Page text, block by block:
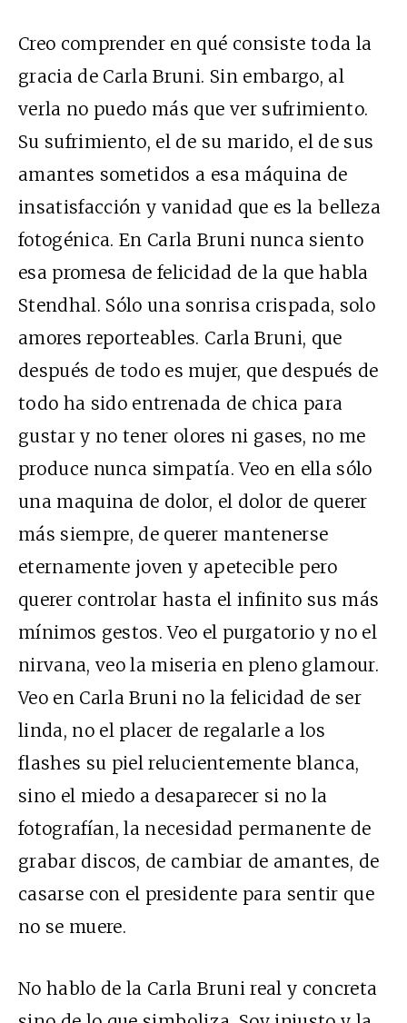
Creo comprender en qué consiste toda la
gracia de Carla Bruni. Sin embargo, al
verla no puedo más que ver sufrimiento.
Su sufrimiento, el de su marido, el de sus
amantes sometidos a esa máquina de
insatisfacción y vanidad que es la belleza
fotogénica. En Carla Bruni nunca siento
esa promesa de felicidad de la que habla
Stendhal. Sólo una sonrisa crispada, solo
amores reporteables. Carla Bruni, que
después de todo es mujer, que después de
todo ha sido entrenada de chica para
gustar y no tener olores ni gases, no me
produce nunca simpatía. Veo en ella sólo
una maquina de dolor, el dolor de querer
más siempre, de querer mantenerse
eternamente joven y apetecible pero
querer controlar hasta el infinito sus más
mínimos gestos. Veo el purgatorio y no el
nirvana, veo la miseria en pleno glamour.
Veo en Carla Bruni no la felicidad de ser
linda, no el placer de regalarle a los
flashes su piel relucientemente blanca,
sino el miedo a desaparecer si no la
fotografían, la necesidad permanente de
grabar discos, de cambiar de amantes, de
casarse con el presidente para sentir que
no se muere.
No hablo de la Carla Bruni real y concreta